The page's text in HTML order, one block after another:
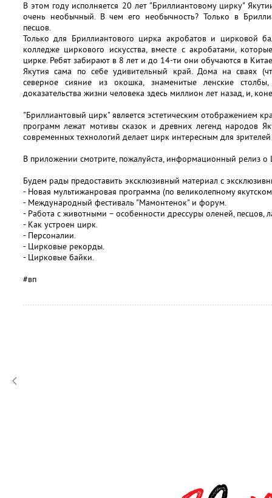
В этом году исполняется 20 лет "Бриллиантовому цирку"
очень необычный. В чем его необычность? Только в
песцов.
Только для Бриллиантового цирка акробатов и цирковой
колледже циркового искусства, вместе с акробатами,
цирке. Ребят забирают в 8 лет и до 14-ти они обучаются в
Якутия сама по себе удивительный край. Дома на сваях
северное сияние из окошка, знаменитые ленские
доказательства жизни человека здесь миллион лет назад, и,
"Бриллиантовый цирк" является эстетическим отображением
программ лежат мотивы сказок и древних легенд народов
современных технологий делает цирк интересным для
В приложении смотрите, пожалуйста, информационный релиз
Будем рады предоставить эксклюзивный материал с
- Новая мультижанровая программа (по великолепному
- Международный фестиваль "Мамонтенок" и форум.
- Работа с животными – особенности дрессуры оленей, песцов,
- Как устроен цирк.
- Персоналии.
- Цирковые рекорды.
- Цирковые байки.
#вп